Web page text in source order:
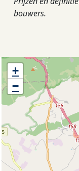
bouwers.
+
−